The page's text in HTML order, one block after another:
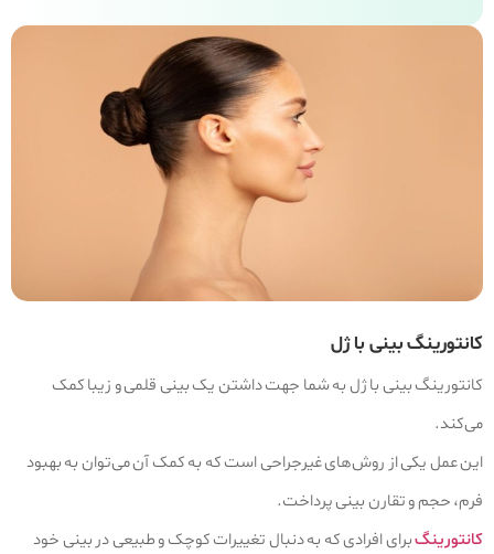
کانتورینگ بینی با ژل
کانتورینگ بینی با ژل به شما جهت داشتن یک بینی قلمی و زیبا کمک
می‌کند.
این عمل یکی از روش‌های غیرجراحی است که به کمک آن می‌توان به بهبود
فرم، حجم و تقارن بینی پرداخت.
کانتورینگبرای افرادی که به دنبال تغییرات کوچک و طبیعی در بینی خود